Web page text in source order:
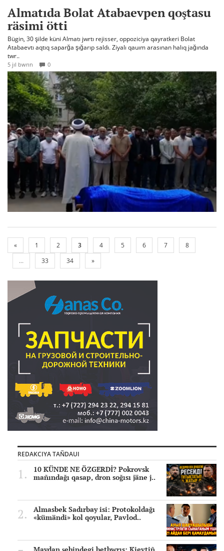
Almatıda Bolat Atabaevpen qoştasu
räsimi ötti
Bügin, 30 şilde küni Almatı jwrtı rejisser, oppoziciya qayratkeri Bolat
Atabaevtı aqtıq saparğa şığarıp saldı. Ziyalı qauım arasınan halıq jağında
twr..
5 jıl bwrın 0
« 1 2 3 4 5 6 7
8
...
33 34 »
REDAKCIYA TAÑDAUI
10 KÜNDE NE ÖZGERDİ? Pokrovsk
mañındağı qasap, dron soğısı jäne j..
Almasbek Sadırbay isi: Protokoldağı
«kümändi» kol qoyular, Pavlod..
Maydan şebindegi betbwrıs: Kievtiñ